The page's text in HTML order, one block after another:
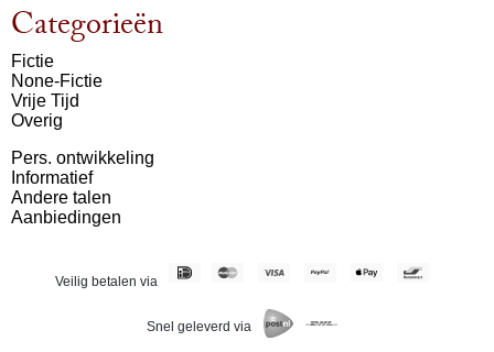
Categorieën
Fictie
None-Fictie
Vrije Tijd
Overig
Pers. ontwikkeling
Informatief
Andere talen
Aanbiedingen
Veilig betalen via
Snel geleverd via